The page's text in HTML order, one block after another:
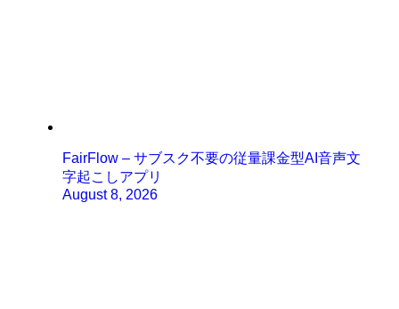
FairFlow – サブスク不要の従量課金型AI音声文
字起こしアプリ
August 8, 2026